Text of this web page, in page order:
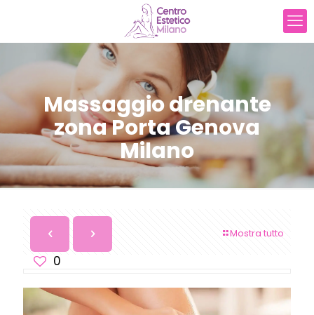
Massaggio drenante
zona Porta Genova
Milano
Mostra tutto
0